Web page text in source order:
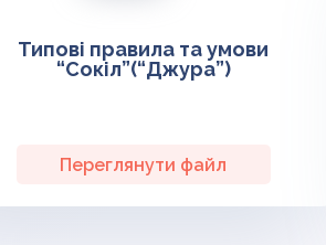
Типові правила та умови
“Сокіл”(“Джура”)
Переглянути файл